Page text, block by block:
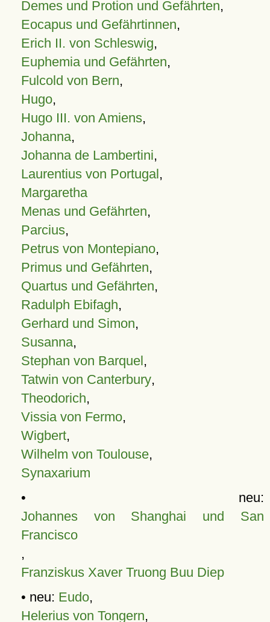
Demes und Protion und Gefährten,
Eocapus und Gefährtinnen,
Erich II. von Schleswig,
Euphemia und Gefährten,
Fulcold von Bern,
Hugo,
Hugo III. von Amiens,
Johanna,
Johanna de Lambertini,
Laurentius von Portugal,
Margaretha
Menas und Gefährten,
Parcius,
Petrus von Montepiano,
Primus und Gefährten,
Quartus und Gefährten,
Radulph Ebifagh,
Gerhard und Simon,
Susanna,
Stephan von Barquel,
Tatwin von Canterbury,
Theodorich,
Vissia von Fermo,
Wigbert,
Wilhelm von Toulouse,
Synaxarium
• neu:
Johannes von Shanghai und San
Francisco
,
Franziskus Xaver Truong Buu Diep
• neu: Eudo,
Helerius von Tongern,